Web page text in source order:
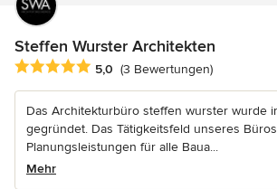
Steffen Wurster Architekten
Durchschnittliche Bewertung: 5 von 5
5,0 (3 Bewertungen)
Das Architekturbüro steffen wurster wurde
gegründet. Das Tätigkeitsfeld unseres
Planungsleistungen für alle Baua...
Mehr